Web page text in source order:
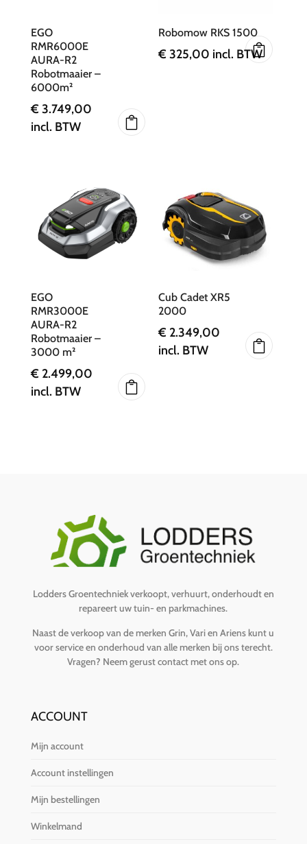
EGO
RMR6000E
AURA-R2
Robotmaaier –
6000m²
€ 3.749,00
incl. BTW
Robomow RKS 1500
€ 325,00 incl. BTW
EGO
RMR3000E
AURA-R2
Robotmaaier –
3000 m²
€ 2.499,00
incl. BTW
Cub Cadet XR5
2000
€ 2.349,00
incl. BTW
Lodders Groentechniek verkoopt, verhuurt, onderhoudt en
repareert uw tuin- en parkmachines.
Naast de verkoop van de merken Grin, Vari en Ariens kunt u
voor service en onderhoud van alle merken bij ons terecht.
Vragen? Neem gerust contact met ons op.
ACCOUNT
Mijn account
Account instellingen
Mijn bestellingen
Winkelmand